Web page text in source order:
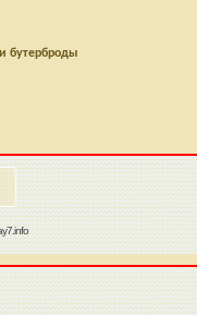
бутерброды